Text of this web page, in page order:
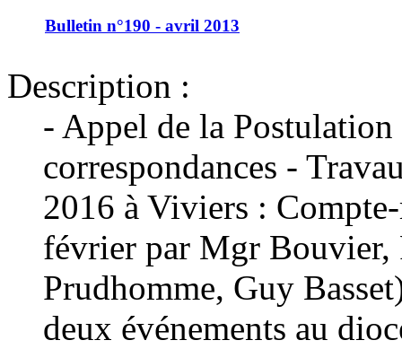
Bulletin n°190 - avril 2013
Description :
- Appel de la Postulation
correspondances -
2016 à Viviers :
février par Mgr Bouvier,
Prudhomme, Guy
deux événements au